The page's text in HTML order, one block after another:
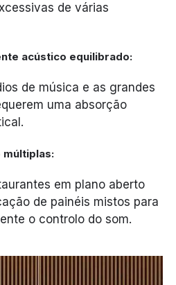
de várias
acústico equilibrado:
de música e as grandes
uma absorção
em plano aberto
de painéis mistos para
o controlo do som.